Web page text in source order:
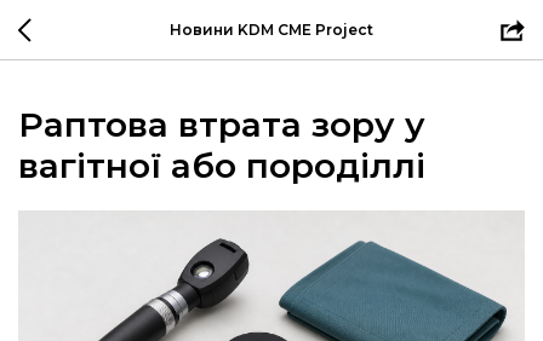
Новини KDM CME Project
Раптова втрата зору у
вагітної або породіллі